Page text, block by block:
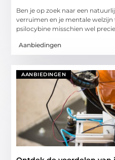
Ben je op zoek naar een
verruimen en je mentale welzijn
psilocybine misschien wel
Aanbiedingen
AANBIEDINGEN